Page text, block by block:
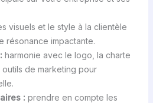
visuels et le style à la clientèle
résonance impactante.
harmonie avec le logo, la charte
de marketing pour
: prendre en compte les